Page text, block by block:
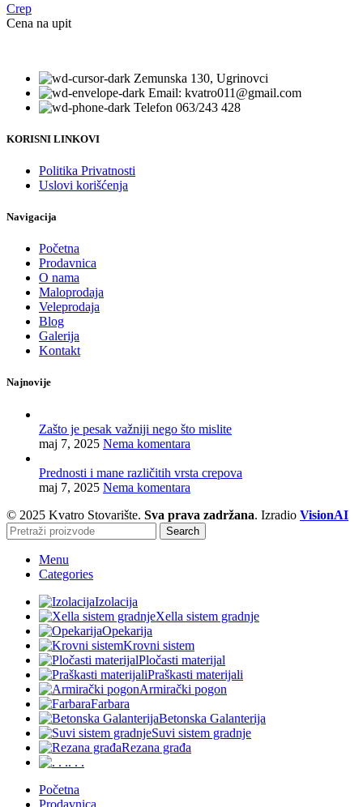
Crep
Cena na upit
Zemunska 130, Ugrinovci
Email: kvatro011@gmail.com
Telefon 063/243 428
KORISNI LINKOVI
Politika Privatnosti
Uslovi korišćenja
Navigacija
Početna
Prodavnica
O nama
Maloprodaja
Veleprodaja
Blog
Galerija
Kontakt
Najnovije
Zašto je pesak važniji nego što mislite
maj 7, 2025 Nema komentara
Prednosti i mane različitih vrsta crepova
maj 7, 2025 Nema komentara
© 2025 Kvatro Stovarište. Sva prava zadržana. Izradio VisionAI
Search
Menu
Categories
Izolacija
Xella sistem gradnje
Opekarija
Krovni sistem
Pločasti materijal
Praškasti materijali
Armirački pogon
Farbara
Betonska Galanterija
Suvi sistem gradnje
Rezana građa
. . .
Početna
Prodavnica